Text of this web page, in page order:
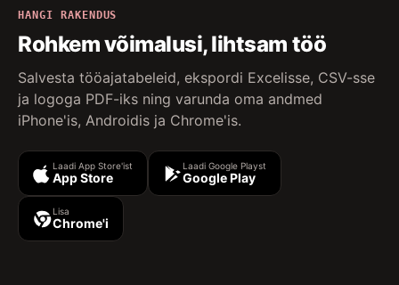
HANGI RAKENDUS
Rohkem võimalusi, lihtsam töö
Salvesta tööajatabeleid, ekspordi Excelisse, CSV-sse
ja logoga PDF-iks ning varunda oma andmed
iPhone'is, Androidis ja Chrome'is.
Laadi App Store'ist
App Store
Laadi Google Playst
Google Play
Lisa
Chrome'i